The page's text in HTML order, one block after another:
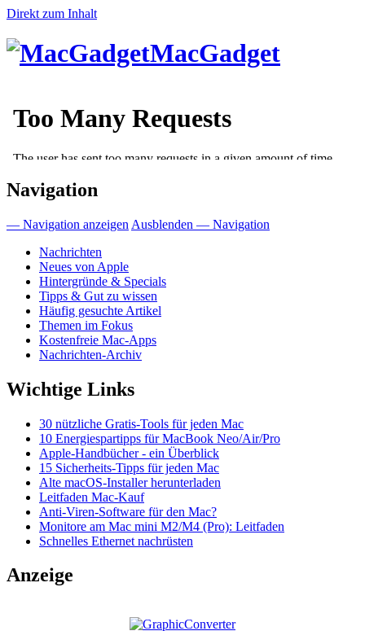
Direkt zum Inhalt
MacGadget
Navigation
— Navigation anzeigen Ausblenden — Navigation
Nachrichten
Neues von Apple
Hintergründe & Specials
Tipps & Gut zu wissen
Häufig gesuchte Artikel
Themen im Fokus
Kostenfreie Mac-Apps
Nachrichten-Archiv
Wichtige Links
30 nützliche Gratis-Tools für jeden Mac
10 Energiespartipps für MacBook Neo/Air/Pro
Apple-Handbücher - ein Überblick
15 Sicherheits-Tipps für jeden Mac
Alte macOS-Installer herunterladen
Leitfaden Mac-Kauf
Anti-Viren-Software für den Mac?
Monitore am Mac mini M2/M4 (Pro): Leitfaden
Schnelles Ethernet nachrüsten
Anzeige